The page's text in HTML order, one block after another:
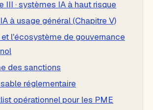
III · systèmes IA à haut risque
IA à usage général (Chapitre V)
et l'écosystème de gouvernance
des sanctions
réglementaire
opérationnel pour les PME